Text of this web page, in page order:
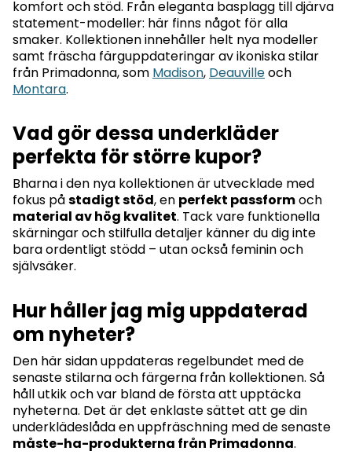
komfort och stöd. Från eleganta basplagg till djärva
statement-modeller: här finns något för alla
smaker. Kollektionen innehåller helt nya modeller
samt fräscha färguppdateringar av ikoniska stilar
från Primadonna, som Madison, Deauvilleoch
Montara.
Vad gör dessa underkläder
perfekta för större kupor?
Bharna i den nya kollektionen är utvecklade med
fokus påstadigt stöd, en perfekt passformoch
material av hög kvalitet. Tack vare funktionella
skärningar och stilfulla detaljer känner du dig inte
bara ordentligt stödd – utan också feminin och
självsäker.
Hur håller jag mig uppdaterad
om nyheter?
Den här sidan uppdateras regelbundet med de
senaste stilarna och färgerna från kollektionen. Så
håll utkik och var bland de första att upptäcka
nyheterna. Det är det enklaste sättet att ge din
underklädeslåda en uppfräschning med de senaste
måste-ha-produkterna från Primadonna.